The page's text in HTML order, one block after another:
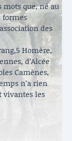
mots que, né au
formes
des
Homère,
d’Alcée
Camènes,
n’a rien
vivantes les